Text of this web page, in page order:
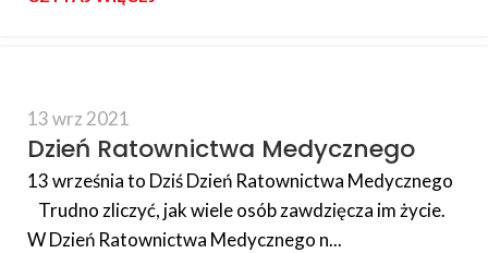
13 wrz 2021
Dzień Ratownictwa Medycznego
13 września to Dziś Dzień Ratownictwa Medycznego
Trudno zliczyć, jak wiele osób zawdzięcza im życie.
W Dzień Ratownictwa Medycznego n...